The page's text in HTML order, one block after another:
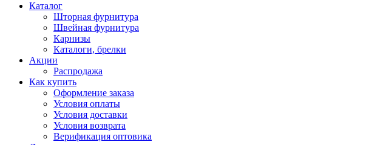
Каталог
Шторная фурнитура
Швейная фурнитура
Карнизы
Каталоги, брелки
Акции
Распродажа
Как купить
Оформление заказа
Условия оплаты
Условия доставки
Условия возврата
Верификация оптовика